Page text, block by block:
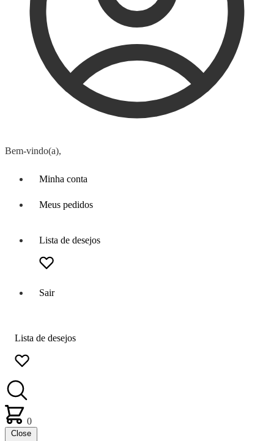
Bem-vindo(a),
Minha conta
Meus pedidos
Lista de desejos
Sair
Lista de desejos
0
Close